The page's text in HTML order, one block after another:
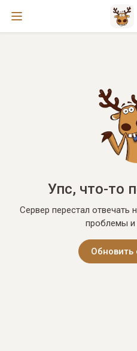
Упс, что-то
Сервер перестал
проблемы и
Обновить